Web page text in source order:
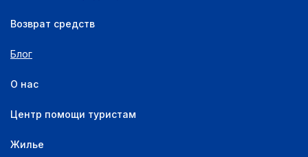
Возврат средств
Блог
О нас
Центр помощи туристам
Жилье